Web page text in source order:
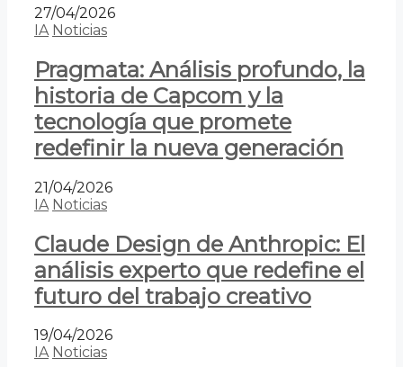
27/04/2026
IA Noticias
Pragmata: Análisis profundo, la
historia de Capcom y la
tecnología que promete
redefinir la nueva generación
21/04/2026
IA Noticias
Claude Design de Anthropic: El
análisis experto que redefine el
futuro del trabajo creativo
19/04/2026
IA Noticias